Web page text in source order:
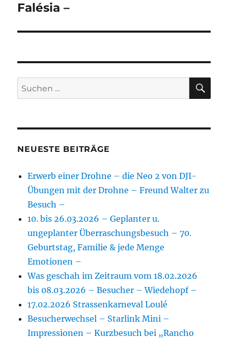
Falésia –
Suchen
nach:
NEUESTE BEITRÄGE
Erwerb einer Drohne – die Neo 2 von DJI-
Übungen mit der Drohne – Freund Walter zu
Besuch –
10. bis 26.03.2026 – Geplanter u.
ungeplanter Überraschungsbesuch – 70.
Geburtstag, Familie & jede Menge
Emotionen –
Was geschah im Zeitraum vom 18.02.2026
bis 08.03.2026 – Besucher – Wiedehopf –
17.02.2026 Strassenkarneval Loulé
Besucherwechsel – Starlink Mini –
Impressionen – Kurzbesuch bei „Rancho